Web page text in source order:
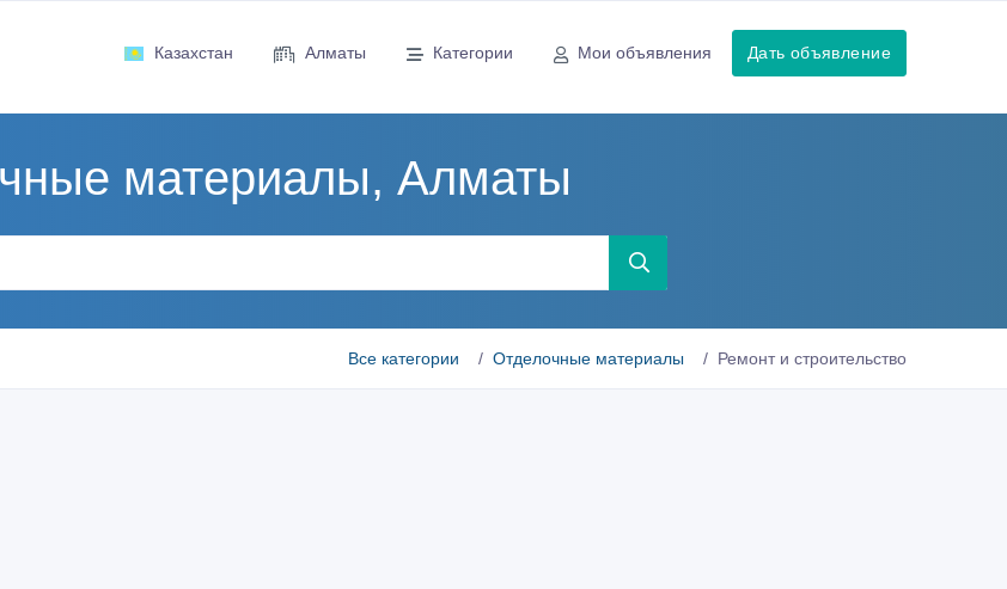
Казахстан Алматы Категории Мои объявления Дать объявление
материалы, Алматы
Все категории Отделочные материалы Ремонт и строительство